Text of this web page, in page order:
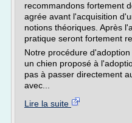
recommandons fortement
agrée avant l'acquisition
notions théoriques. Après
pratique seront fortement
Notre procédure
un chien proposé à
pas à passer directement
avec...
Lire la suite